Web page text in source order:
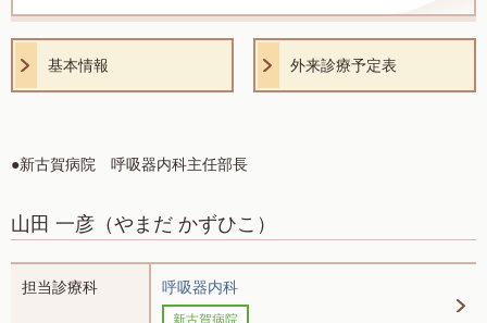
基本情報 外来診療予定表
●新古賀病院 呼吸器内科主任部長
山田 一彦 （やまだ かずひこ）
担当診療科 呼吸器内科
新古賀病院